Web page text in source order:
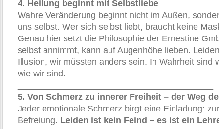
4. Heilung beginnt mit Selbstliebe
Wahre Veränderung beginnt nicht im Außen,
uns selbst. Wer sich selbst liebt, braucht keine
Genau hier setzt die Philosophie der Ernestine
selbst annimmt, kann auf Augenhöhe lieben.
Illusion, wir müssten anders sein. In Wahrheit sind
wie wir sind.
5. Von Schmerz zu innerer Freiheit – der Weg
Jeder emotionale Schmerz birgt eine Einladung:
Befreiung. Leiden ist kein Feind – es ist ein